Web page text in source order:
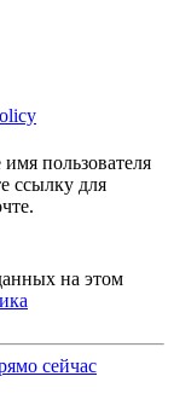
пользователя
ссылку для
на этом
сейчас